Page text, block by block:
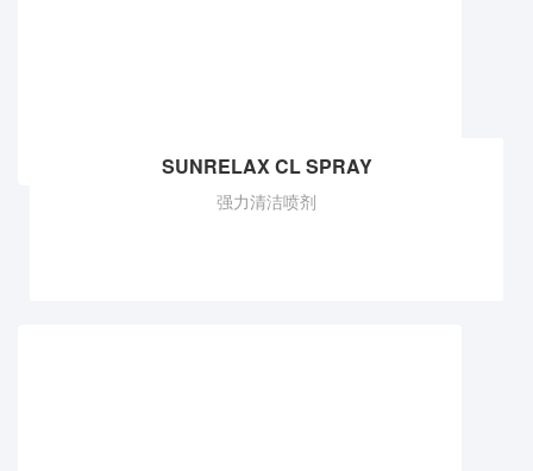
SUNRELAX CL SPRAY
强力清洁喷剂